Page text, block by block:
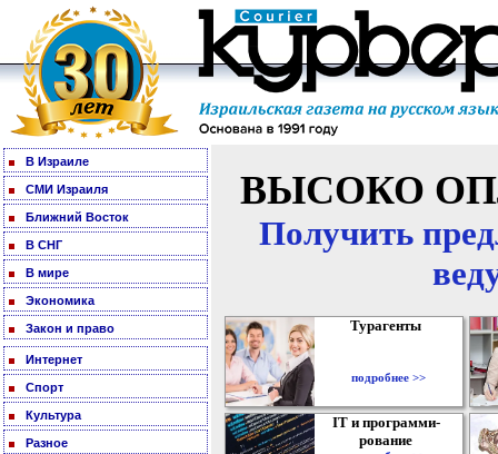
В Израиле
СМИ Израиля
Ближний Восток
В СНГ
В мире
Экономика
Закон и право
Интернет
Спорт
Культура
Разное
ВЫСОКО
Получить
Турагенты
подробнее >>
IT и программи-
рование